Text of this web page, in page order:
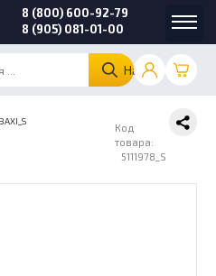
Найти
8 (800) 600-92-79
8 (905) 081-01-00
Код
товара:
5111978_S